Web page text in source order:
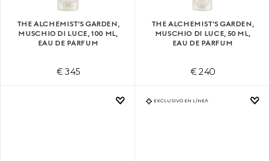
THE ALCHEMIST'S GARDEN,
MUSCHIO DI LUCE, 100 ML,
EAU DE PARFUM
€ 345
THE ALCHEMIST'S GARDEN,
MUSCHIO DI LUCE, 50 ML,
EAU DE PARFUM
€ 240
EXCLUSIVO EN LÍNEA